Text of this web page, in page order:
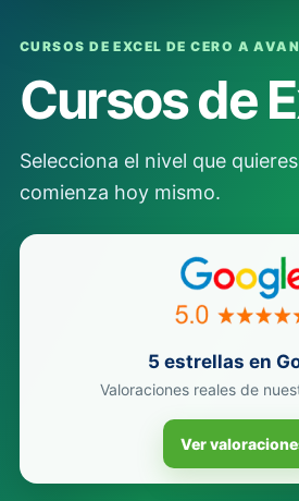
CURSOS DE EXCEL DE CERO A
Cursos de
Selecciona el nivel que
comienza hoy mismo.
5 estrellas en
Valoraciones reales de
Ver